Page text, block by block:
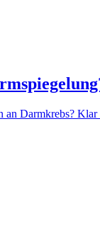
Darmkrebs?